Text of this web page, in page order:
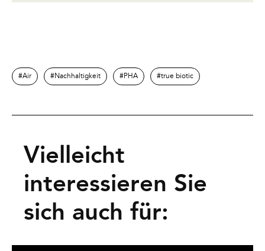
Air Nachhaltigkeit PHA true biotic
Vielleicht
interessieren Sie
sich auch für: